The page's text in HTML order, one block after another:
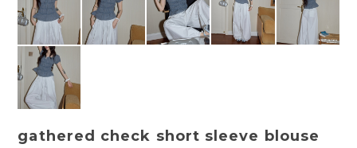
gathered check short sleeve blouse